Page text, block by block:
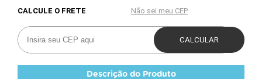
Descrição do Produto